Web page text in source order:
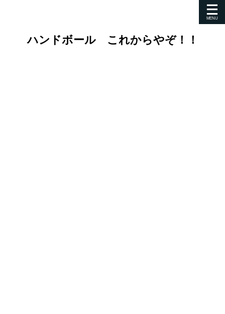
ハンドボール これからやぞ！！